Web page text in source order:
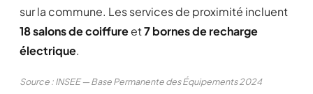
sur la commune. Les services de proximité incluent
18 salons de coiffureet7 bornes de recharge
électrique.
Source : INSEE — Base Permanente des Équipements 2024